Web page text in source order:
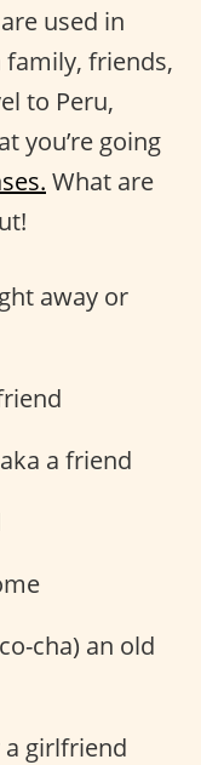
used in
friends,
to Peru,
you’re going
What are
away or
a friend
cha) an old
girlfriend